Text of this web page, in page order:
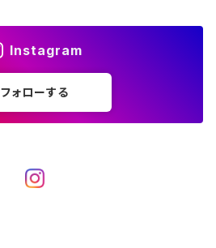
Instagram
フォローする